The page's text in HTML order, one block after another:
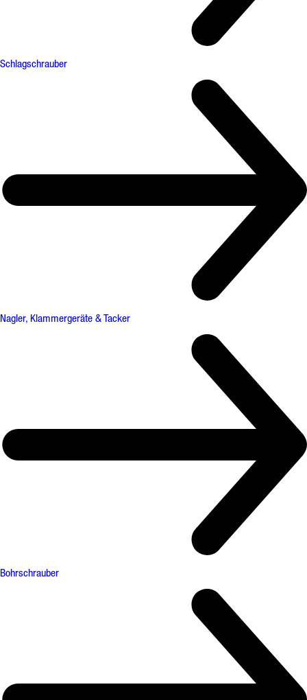
Schlagschrauber
Nagler, Klammergeräte & Tacker
Bohrschrauber